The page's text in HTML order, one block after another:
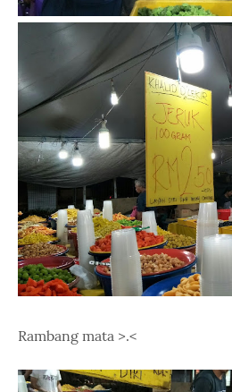
Rambang mata >.<